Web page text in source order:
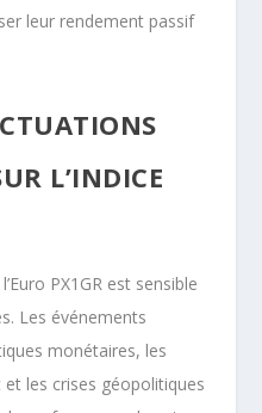
leur rendement passif
L’INDICE
PX1GR est sensible
Les événements
monétaires, les
et les crises géopolitiques